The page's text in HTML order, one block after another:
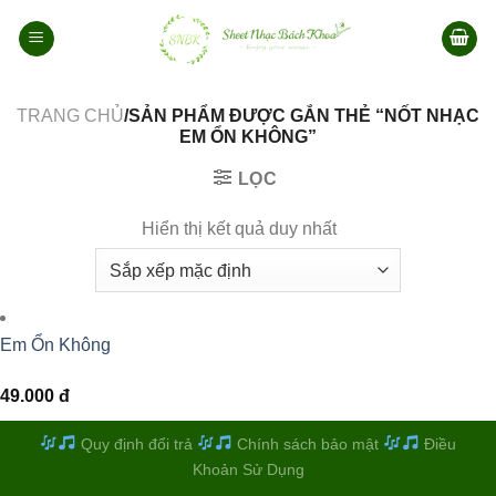
qua
TRANG CHỦ/SẢN PHẨM ĐƯỢC GẮN THẺ “NỐT NHẠC
EM ỔN KHÔNG”
LỌC
Hiển thị kết quả duy nhất
Em Ổn Không
49.000 đ
Quy định đổi trả Chính sách bảo mật
Điều
Khoản Sử Dụng